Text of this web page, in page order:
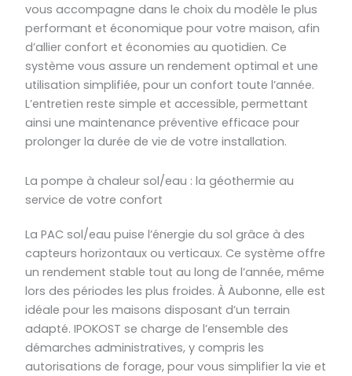
vous accompagne dans le choix du modèle le plus
performant et économique pour votre maison, afin
d’allier confort et économies au quotidien. Ce
système vous assure un rendement optimal et une
utilisation simplifiée, pour un confort toute l’année.
L’entretien reste simple et accessible, permettant
ainsi une maintenance préventive efficace pour
prolonger la durée de vie de votre installation.
La pompe à chaleur sol/eau : la géothermie au
service de votre confort
La PAC sol/eau puise l’énergie du sol grâce à des
capteurs horizontaux ou verticaux. Ce système offre
un rendement stable tout au long de l’année, même
lors des périodes les plus froides. À Aubonne, elle est
idéale pour les maisons disposant d’un terrain
adapté. IPOKOST se charge de l’ensemble des
démarches administratives, y compris les
autorisations de forage, pour vous simplifier la vie et